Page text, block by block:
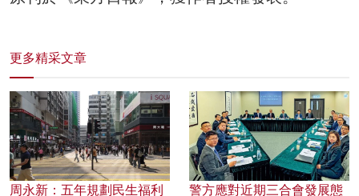
更多精采文章
周永新：五年規劃民生福利
警方應對近期三合會發展態